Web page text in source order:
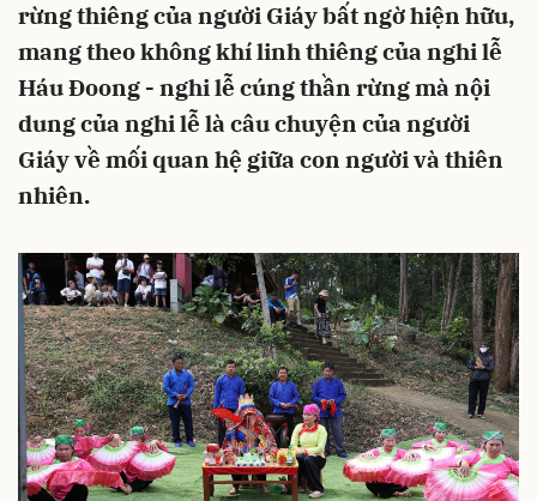
rừng thiêng của người Giáy bất ngờ hiện hữu,
mang theo không khí linh thiêng của nghi lễ
Háu Đoong - nghi lễ cúng thần rừng mà nội
dung của nghi lễ là câu chuyện của người
Giáy về mối quan hệ giữa con người và thiên
nhiên.